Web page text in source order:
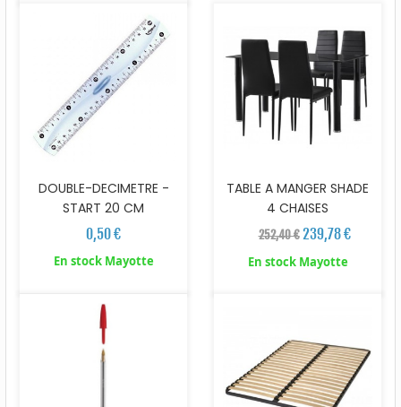
DOUBLE-DECIMETRE -
START 20 CM
0,50 €
En stock Mayotte
TABLE A MANGER SHADE
4 CHAISES
252,40 € 239,78 €
En stock Mayotte